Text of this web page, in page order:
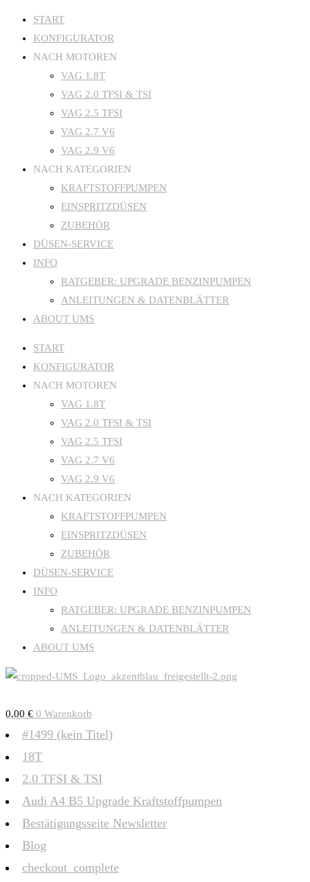
Zum
Inhalt
START
KONFIGURATOR
NACH MOTOREN
VAG 1.8T
VAG 2.0 TFSI & TSI
VAG 2.5 TFSI
VAG 2.7 V6
VAG 2.9 V6
NACH KATEGORIEN
KRAFTSTOFFPUMPEN
EINSPRITZDÜSEN
ZUBEHÖR
DÜSEN-SERVICE
INFO
RATGEBER: UPGRADE BENZINPUMPEN
ANLEITUNGEN & DATENBLÄTTER
ABOUT UMS
START
KONFIGURATOR
NACH MOTOREN
VAG 1.8T
VAG 2.0 TFSI & TSI
VAG 2.5 TFSI
VAG 2.7 V6
VAG 2.9 V6
NACH KATEGORIEN
KRAFTSTOFFPUMPEN
EINSPRITZDÜSEN
ZUBEHÖR
DÜSEN-SERVICE
INFO
RATGEBER: UPGRADE BENZINPUMPEN
ANLEITUNGEN & DATENBLÄTTER
ABOUT UMS
0,00 € 0 Warenkorb
#1499 (kein Titel)
18T
2.0 TFSI & TSI
Audi A4 B5 Upgrade Kraftstoffpumpen
Bestätigungsseite Newsletter
Blog
checkout_complete